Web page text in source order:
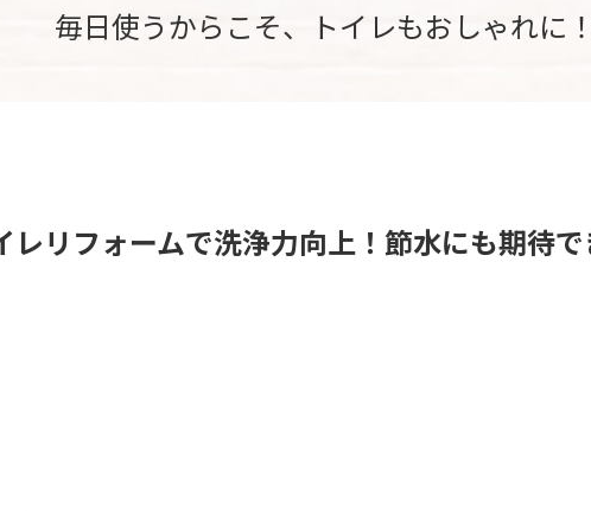
毎日使うからこそ、トイレもおしゃれに！
レリフォームで洗浄力向上！節水にも期待